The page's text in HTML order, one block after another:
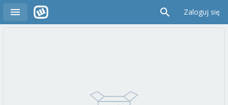
Zaloguj się